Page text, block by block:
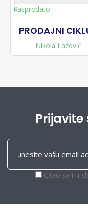
Rasprodato
PRODAJNI
Nikola Lazović
Prijavite
Čitao sam i